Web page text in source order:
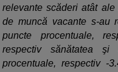
relevante scăderi atât
de muncă vacante s-au
puncte procentuale,
respectiv sănătatea şi
procentuale, respectiv -